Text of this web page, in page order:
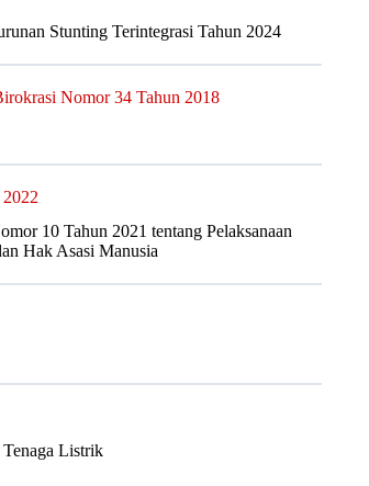
Stunting Terintegrasi Tahun 2024
Nomor 34 Tahun 2018
10 Tahun 2021 tentang Pelaksanaan
Hak Asasi Manusia
Tenaga Listrik